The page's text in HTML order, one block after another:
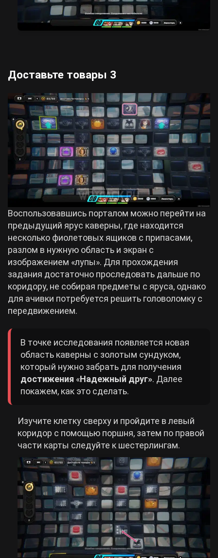
Доставьте товары 3
Воспользовавшись порталом можно перейти на
предыдущий ярус каверны, где находится
несколько фиолетовых ящиков с припасами,
разлом в нужную область и экран с
изображением «лупы». Для прохождения
задания достаточно проследовать дальше по
коридору, не собирая предметы с яруса, однако
для ачивки потребуется решить головоломку с
передвижением.
В точке исследования появляется новая
область каверны с золотым сундуком,
который нужно забрать для получения
достижения «Надежный друг». Далее
покажем, как это сделать.
Изучите клетку сверху и пройдите в левый
коридор с помощью поршня, затем по правой
части карты следуйте к шестерлингам.